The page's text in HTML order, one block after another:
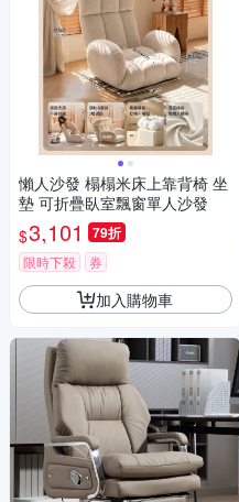
懶人沙發 榻榻米床上靠背椅 坐
墊 可折疊臥室飄窗單人沙發
$3,101 79折
限時下殺 券
加入購物車